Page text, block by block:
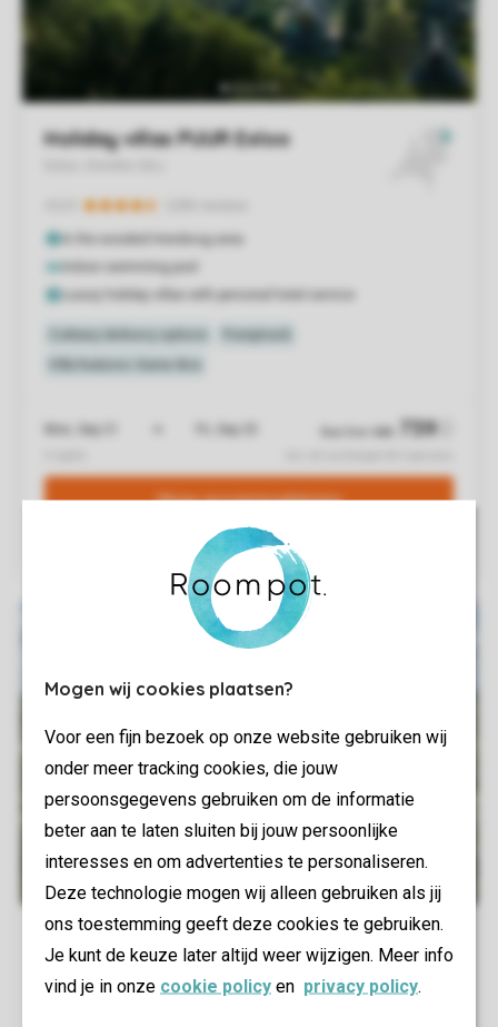
Mogen wij cookies plaatsen?
Voor een fijn bezoek op onze website gebruiken wij
onder meer tracking cookies, die jouw
persoonsgegevens gebruiken om de informatie
beter aan te laten sluiten bij jouw persoonlijke
interesses en om advertenties te personaliseren.
Deze technologie mogen wij alleen gebruiken als jij
ons toestemming geeft deze cookies te gebruiken.
Je kunt de keuze later altijd weer wijzigen. Meer info
vind je in onze cookie policy en privacy policy.